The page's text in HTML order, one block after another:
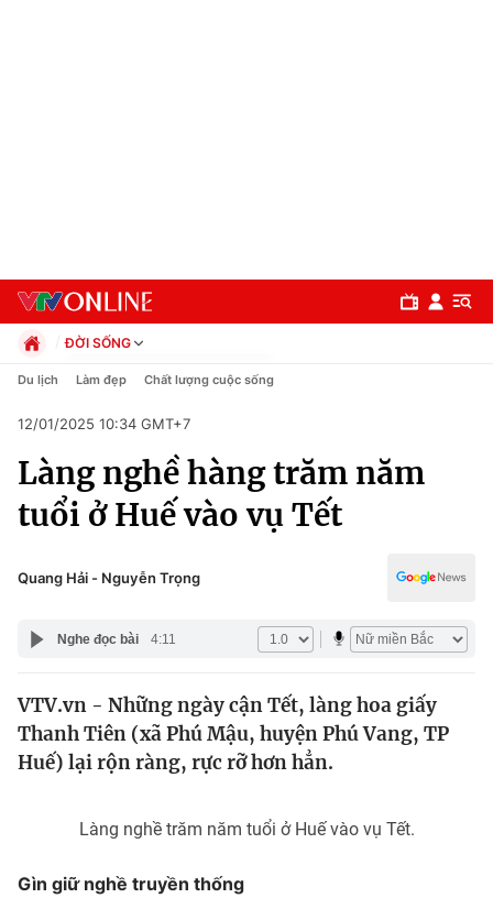
Chuyên mục
Chính trị
Pháp luật
Thế giới
Thế giới đó đây
Câu chuyện quốc tế
Kinh tế
Dữ liệu và đời sống
ĐỜI SỐNG
Chính trị
Pháp luật
Kinh tế
Thể thao
Truyền hình
Y tế
Công nghệ
Du lịch Làm đẹp Chất lượng cuộc sống
12/01/2025 10:34 GMT+7
Làng nghề hàng trăm năm
tuổi ở Huế vào vụ Tết
Quang Hải - Nguyễn Trọng
Nghe đọc bài 4:11
VTV.vn - Những ngày cận Tết, làng hoa giấy
Thanh Tiên (xã Phú Mậu, huyện Phú Vang, TP
Huế) lại rộn ràng, rực rỡ hơn hẳn.
Làng nghề trăm năm tuổi ở Huế vào vụ Tết.
Gìn giữ nghề truyền thống